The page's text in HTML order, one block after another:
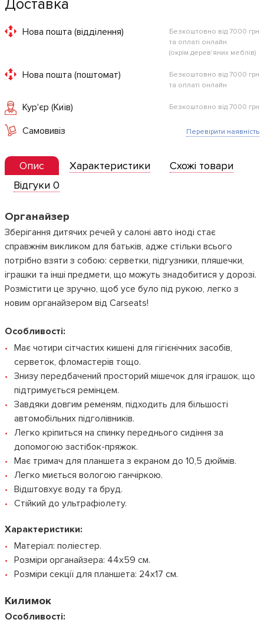
Доставка
Нова пошта (відділення)
Безкоштовно від 7000 грн
та оплаті онлайн
(окрім дерев'яних меблів)
Нова пошта (поштомат)
Безкоштовно від 7000 грн
та оплаті онлайн
Кур'єр (Київ) Безкоштовно від 7000 грн
Самовивіз Перевірити наявність
Опис Характеристики
Схожі товари
Відгуки 0
Органайзер
Зберігання дитячих речей у салоні авто іноді стає
справжнім викликом для батьків, адже стільки всього
потрібно взяти з собою: серветки, підгузники, пляшечки,
іграшки та інші предмети, що можуть знадобитися у дорозі.
Розмістити це зручно, щоб усе було під рукою, легко з
новим органайзером від Carseats!
Особливості:
Має чотири сітчастих кишені для гігієнічних засобів,
серветок, фломастерів тощо.
Знизу передбачений просторий мішечок для іграшок, що
підтримується ремінцем.
Завдяки довгим ременям, підходить для більшості
автомобільних підголівників.
Легко кріпиться на спинку переднього сидіння за
допомогою застібок-пряжок.
Має тримач для планшета з екраном до 10,5 дюймів.
Легко миється вологою ганчіркою.
Відштовхує воду та бруд.
Стійкий до ультрафіолету.
Характеристики:
Матеріал: поліестер.
Розміри органайзера: 44х59 см.
Розміри секції для планшета: 24х17 см.
Килимок
Особливості: